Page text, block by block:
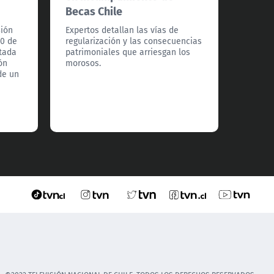
de
un
Becas Chile
Expertos detallan las vías de
regularización y las consecuencias
patrimoniales que arriesgan los
morosos.